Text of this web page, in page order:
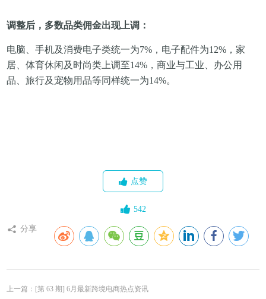
调整后，多数品类佣金出现上调：
电脑、手机及消费电子类统一为7%，电子配件为12%，家
居、体育休闲及时尚类上调至14%，商业与工业、办公用
品、旅行及宠物用品等同样统一为14%。
点赞
542
分享
上一篇：[第 63 期] 6月最新跨境电商热点资讯